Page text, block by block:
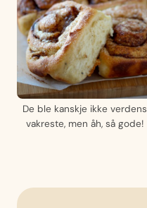
De ble kanskje ikke verdens
vakreste, men åh, så gode!